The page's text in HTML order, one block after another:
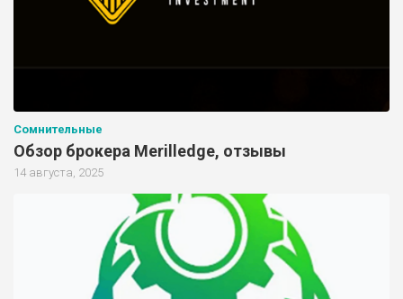
Сомнительные
Обзор брокера Merilledge, отзывы
14 августа, 2025